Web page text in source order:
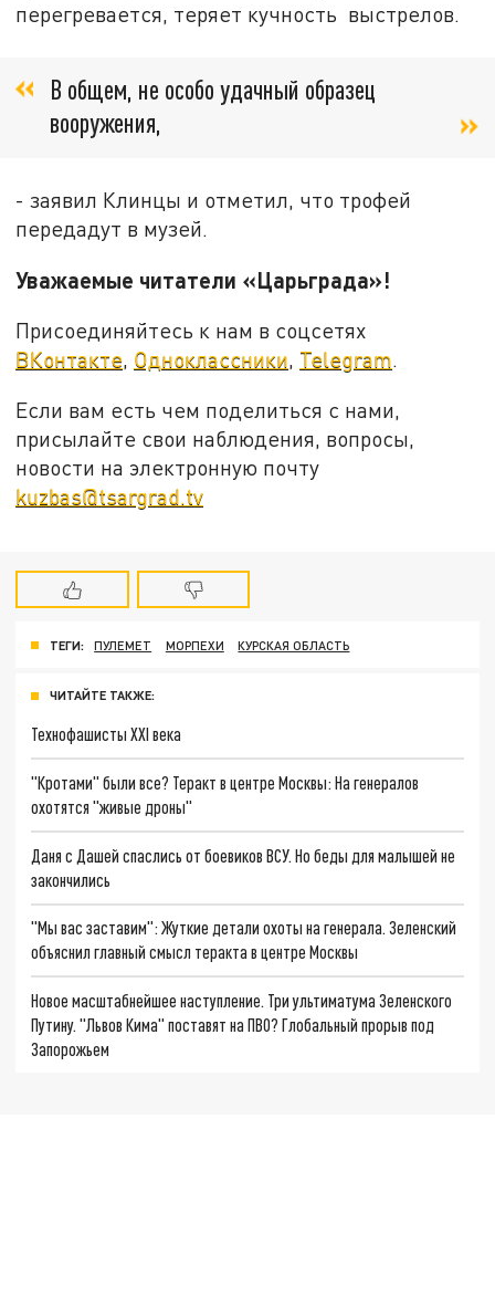
перегревается, теряет кучность выстрелов.
В общем, не особо удачный образец
вооружения,
- заявил Клинцы и отметил, что трофей
передадут в музей.
Уважаемые читатели «Царьграда»!
Присоединяйтесь к нам в соцсетях
ВКонтакте, Одноклассники, Telegram.
Если вам есть чем поделиться с нами,
присылайте свои наблюдения, вопросы,
новости на электронную почту
kuzbas@tsargrad.tv
ТЕГИ: ПУЛЕМЕТ МОРПЕХИ КУРСКАЯ ОБЛАСТЬ
ЧИТАЙТЕ ТАКЖЕ:
Технофашисты XXI века
"Кротами" были все? Теракт в центре Москвы: На генералов
охотятся "живые дроны"
Даня с Дашей спаслись от боевиков ВСУ. Но беды для малышей не
закончились
"Мы вас заставим": Жуткие детали охоты на генерала. Зеленский
объяснил главный смысл теракта в центре Москвы
Новое масштабнейшее наступление. Три ультиматума Зеленского
Путину. "Львов Кима" поставят на ПВО? Глобальный прорыв под
Запорожьем